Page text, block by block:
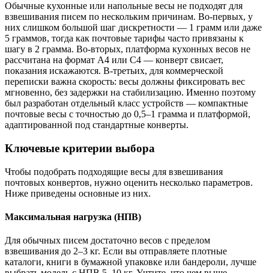
Обычные кухонные или напольные весы не подходят для
взвешивания писем по нескольким причинам. Во-первых, у
них слишком большой шаг дискретности — 1 грамм или даже
5 граммов, тогда как почтовые тарифы часто привязаны к
шагу в 2 грамма. Во-вторых, платформа кухонных весов не
рассчитана на формат A4 или C4 — конверт свисает,
показания искажаются. В-третьих, для коммерческой
переписки важна скорость: весы должны фиксировать вес
мгновенно, без задержки на стабилизацию. Именно поэтому
был разработан отдельный класс устройств — компактные
почтовые весы с точностью до 0,5–1 грамма и платформой,
адаптированной под стандартные конверты.
Ключевые критерии выбора
Чтобы подобрать подходящие весы для взвешивания
почтовых конвертов, нужно оценить несколько параметров.
Ниже приведены основные из них.
Максимальная нагрузка (НПВ)
Для обычных писем достаточно весов с пределом
взвешивания до 2–3 кг. Если вы отправляете плотные
каталоги, книги в бумажной упаковке или бандероли, лучше